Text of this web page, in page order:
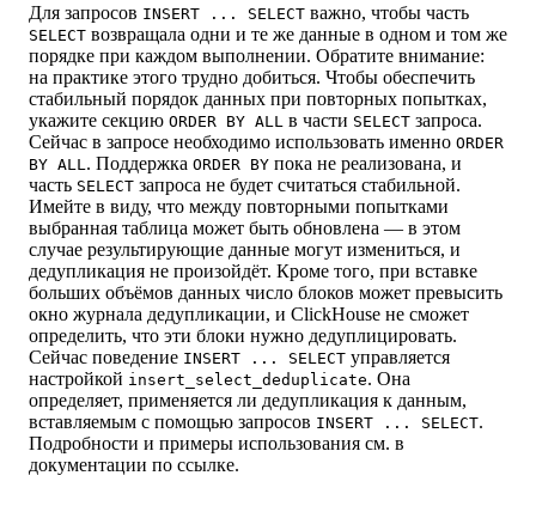
Для запросов INSERT ... SELECT важно, чтобы часть
SELECT возвращала одни и те же данные в одном и том же
порядке при каждом выполнении. Обратите внимание:
на практике этого трудно добиться. Чтобы обеспечить
стабильный порядок данных при повторных попытках,
укажите секцию ORDER BY ALL в части SELECT запроса.
Сейчас в запросе необходимо использовать именно ORDER
BY ALL . Поддержка ORDER BY пока не реализована, и
часть SELECT запроса не будет считаться стабильной.
Имейте в виду, что между повторными попытками
выбранная таблица может быть обновлена — в этом
случае результирующие данные могут измениться, и
дедупликация не произойдёт. Кроме того, при вставке
больших объёмов данных число блоков может превысить
окно журнала дедупликации, и ClickHouse не сможет
определить, что эти блоки нужно дедуплицировать.
Сейчас поведение INSERT ... SELECT управляется
настройкой insert_select_deduplicate. Она
определяет, применяется ли дедупликация к данным,
вставляемым с помощью запросов INSERT ... SELECT.
Подробности и примеры использования см. в
документации по ссылке.